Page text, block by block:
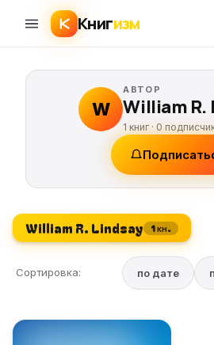
Книгизм
W
АВТОР
William R.
1 книг ·0
William R. Lindsay 1 кн.
Сортировка: по дате